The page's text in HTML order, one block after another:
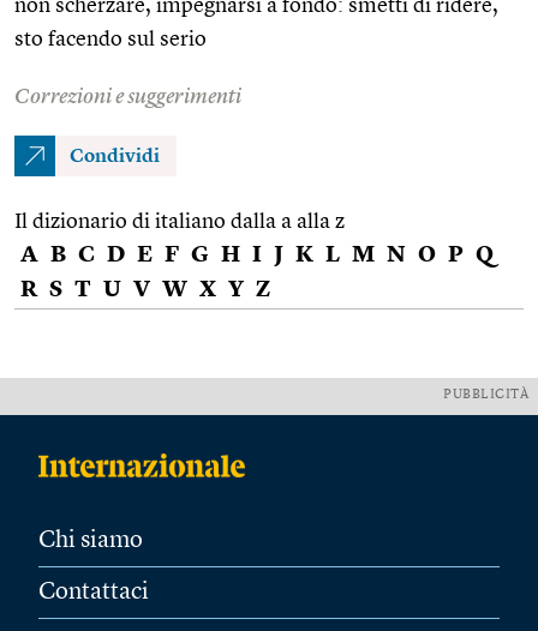
non scherzare, impegnarsi a fondo: smetti di ridere,
sto facendo sul serio
Correzioni e suggerimenti
Condividi
Il dizionario di italiano dalla a alla z
A B C D E F G H I J K L M N O P Q
R S T U V W X Y Z
PUBBLICITÀ
Chi siamo
Contattaci